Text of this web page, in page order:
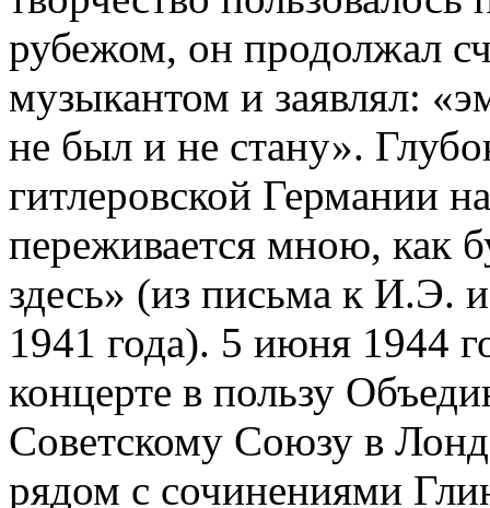
рубежом, он продолжал
музыкантом и заявлял:
не был и не стану».
гитлеровской
переживается мною, как
здесь» (из письма к И.Э.
1941 года). 5 июня 1944
концерте в пользу
Советскому Союзу в
рядом с сочинениями